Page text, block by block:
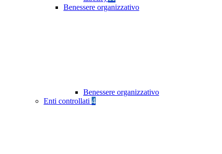
Benessere organizzativo
Benessere organizzativo
Enti controllati 4